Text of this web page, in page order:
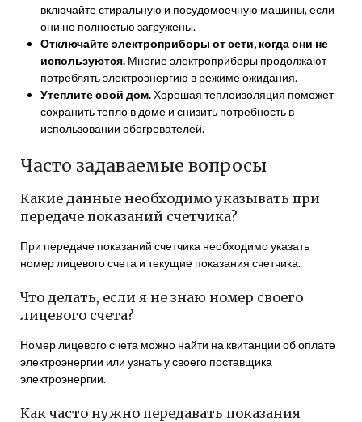
включайте стиральную и посудомоечную машины, если
они не полностью загружены.
Отключайте электроприборы от сети, когда они не
используются. Многие электроприборы продолжают
потреблять электроэнергию в режиме ожидания.
Утеплите свой дом.Хорошая теплоизоляция поможет
сохранить тепло в доме и снизить потребность в
использовании обогревателей.
Часто задаваемые вопросы
Какие данные необходимо указывать при
передаче показаний счетчика?
При передаче показаний счетчика необходимо указать
номер лицевого счета и текущие показания счетчика.
Что делать, если я не знаю номер своего
лицевого счета?
Номер лицевого счета можно найти на квитанции об оплате
электроэнергии или узнать у своего поставщика
электроэнергии.
Как часто нужно передавать показания